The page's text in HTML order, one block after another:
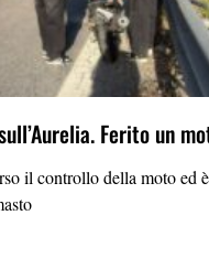
Ferito un
il controllo della moto ed